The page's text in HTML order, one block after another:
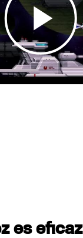
es eficaz